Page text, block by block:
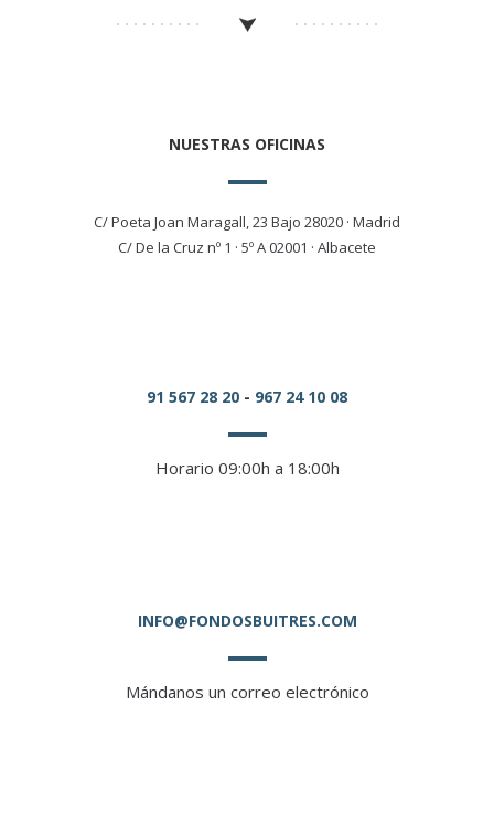
NUESTRAS OFICINAS
C/ Poeta Joan Maragall, 23 Bajo 28020 · Madrid
C/ De la Cruz nº 1 · 5º A 02001 · Albacete
91 567 28 20 - 967 24 10 08
Horario 09:00h a 18:00h
INFO@FONDOSBUITRES.COM
Mándanos un correo electrónico